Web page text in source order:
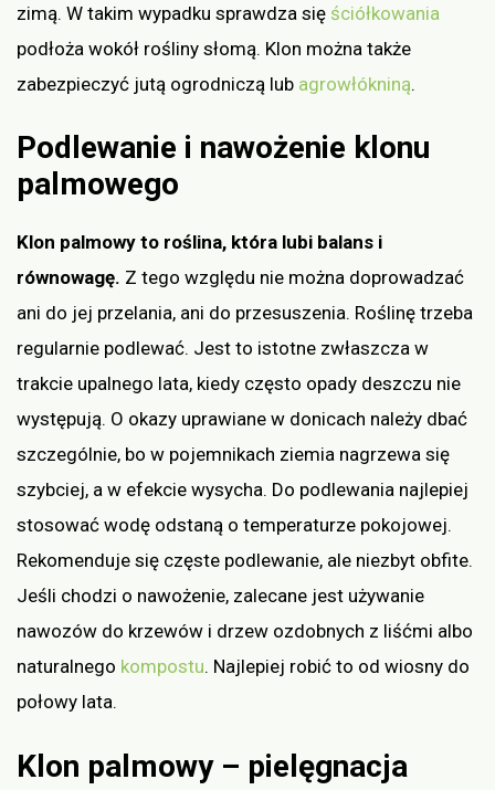
zimą. W takim wypadku sprawdza się ściółkowania
podłoża wokół rośliny słomą. Klon można także
zabezpieczyć jutą ogrodniczą lub agrowłókniną.
Podlewanie i nawożenie klonu
palmowego
Klon palmowy to roślina, która lubi balans i
równowagę. Z tego względu nie można doprowadzać
ani do jej przelania, ani do przesuszenia. Roślinę trzeba
regularnie podlewać. Jest to istotne zwłaszcza w
trakcie upalnego lata, kiedy często opady deszczu nie
występują. O okazy uprawiane w donicach należy dbać
szczególnie, bo w pojemnikach ziemia nagrzewa się
szybciej, a w efekcie wysycha. Do podlewania najlepiej
stosować wodę odstaną o temperaturze pokojowej.
Rekomenduje się częste podlewanie, ale niezbyt obfite.
Jeśli chodzi o nawożenie, zalecane jest używanie
nawozów do krzewów i drzew ozdobnych z liśćmi albo
naturalnego kompostu. Najlepiej robić to od wiosny do
połowy lata.
Klon palmowy – pielęgnacja